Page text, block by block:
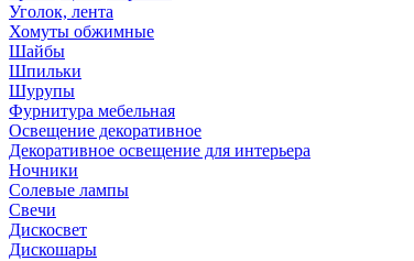
Уголок, лента
Хомуты обжимные
Шайбы
Шпильки
Шурупы
Фурнитура мебельная
Освещение декоративное
Декоративное освещение для интерьера
Ночники
Солевые лампы
Свечи
Дискосвет
Дискошары